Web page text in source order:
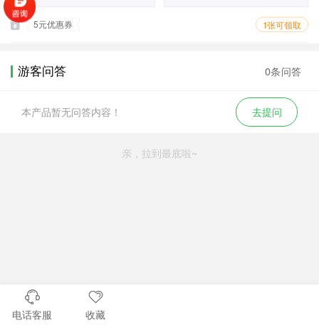
5元优惠券 1张可领取
游客问答 0条问答
本产品暂无问答内容！ 去提问
亲，拉到最底啦~
电话客服 收藏